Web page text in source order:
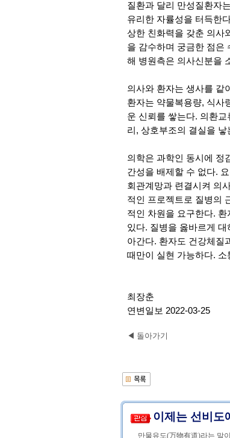
질환과 달리 만성질환자
유리한 자률성을 터득한
상한 친화력을 갖춘 의사
을 감수하며 궁금한 점은
해 병원측은 의사신분을
의사와 환자는 생사를 같
환자는 약물복용량, 식사
운 신뢰를 쌓는다. 의환
리, 상호부조의 결실을 낳
의학은 과학인 동시에 정
간성을 배제할 수 없다.
회관계망과 련결시켜 의
적인 프로젝트로 질병의
적인 차원을 요구한다.
있다. 질병을 옳바르게
아간다. 환자도 건강체질
때만이 실현 가능하다.
최장춘
연변일보 2022-03-25
◀ 돌아가기
이제는 선비도
만물유도(万物有道)라는 말